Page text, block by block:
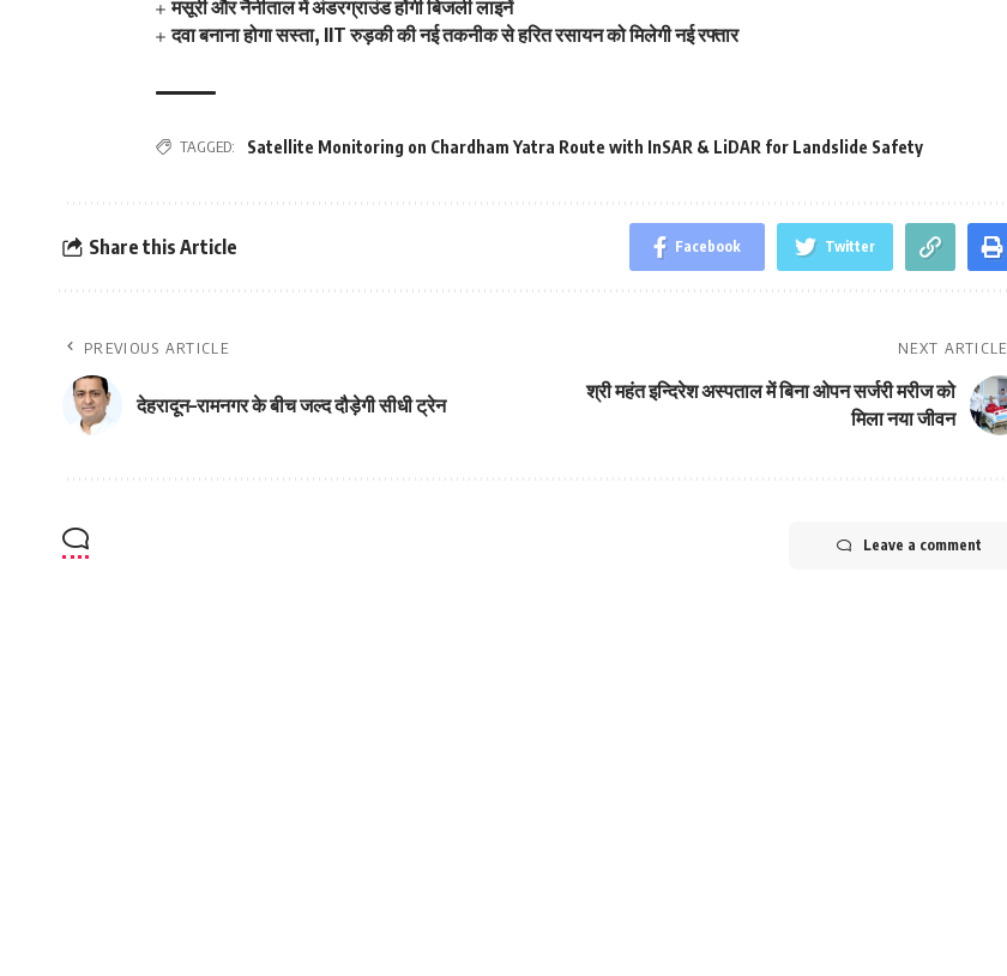
मसूरी और नैनीताल में अंडरग्राउंड होंगी बिजली लाइनें
दवा बनाना होगा सस्ता, IIT रुड़की की नई तकनीक से हरित रसायन को मिलेगी नई रफ्तार
TAGGED: Satellite Monitoring on Chardham Yatra Route with InSAR & LiDAR for Landslide Safety
Share this Article Facebook Twitter
PREVIOUS ARTICLE
देहरादून–रामनगर के बीच जल्द दौड़ेगी सीधी ट्रेन
NEXT ARTICLE
श्री महंत इन्दिरेश अस्पताल में बिना ओपन सर्जरी मरीज को
मिला नया जीवन
Leave a comment